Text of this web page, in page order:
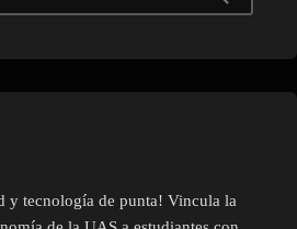
y tecnología de punta! Vincula la